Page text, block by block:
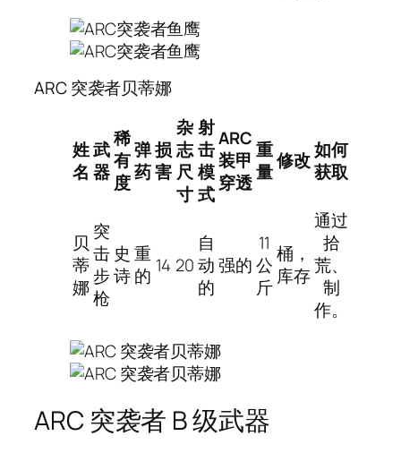
ARC 突袭者贝蒂娜
姓
名
武
器
稀
有
度
弹
药
损
害
杂
志
尺
寸
射
击
模
式
ARC
装甲
穿透
重
量修改如何
获取
贝
蒂
娜
突
击
步
枪
史
诗
重
的 14 20
自
动
的
强的
11
公
斤
桶，
库存
通过
拾
荒、
制
作。
ARC 突袭者 B 级武器